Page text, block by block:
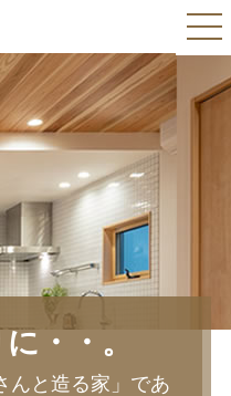
・・。
んと造る家」であ